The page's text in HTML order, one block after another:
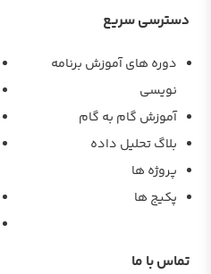
دسترسی سریع
دوره های آموزش برنامه
نویسی
آموزش گام به گام
بلاگ تحلیل داده
پروژه ها
پکیج ها
تماس با ما